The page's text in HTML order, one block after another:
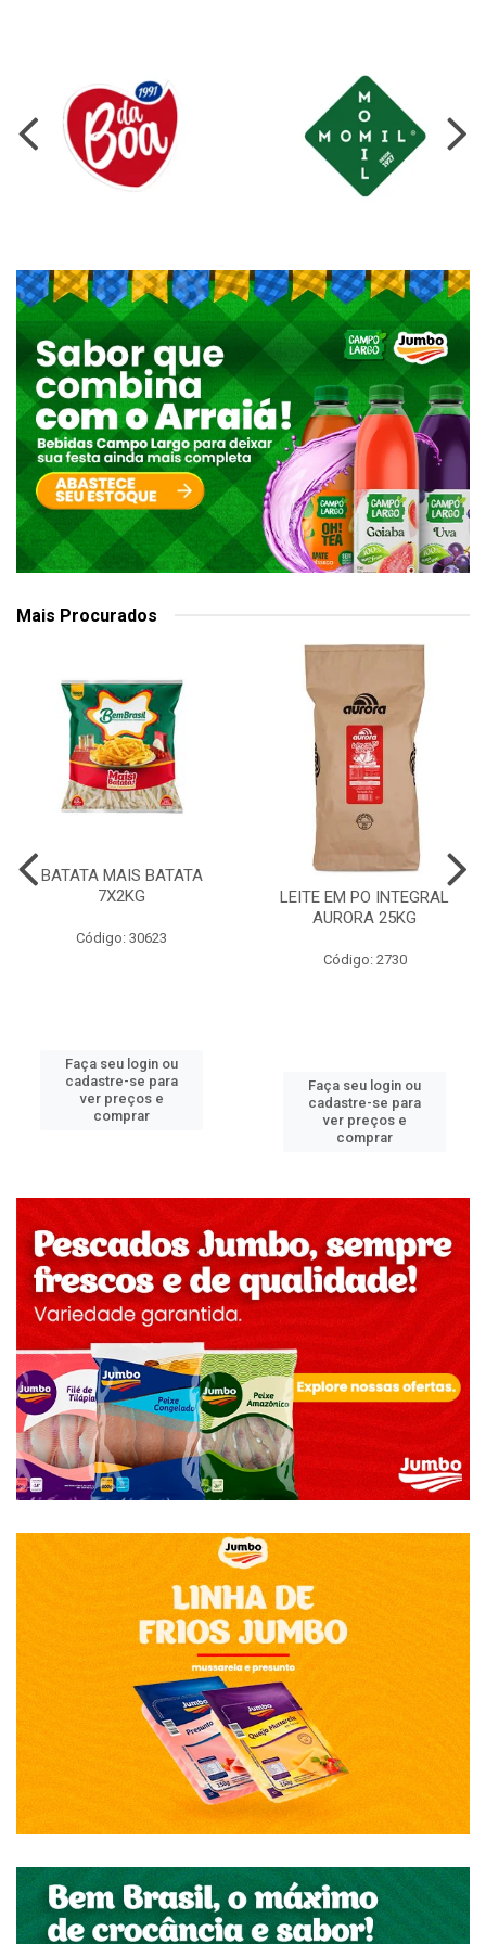
Mais Procurados
BATATA MAIS BATATA
7X2KG
Código: 30623
Faça seu login ou
cadastre-se para
ver preços e
comprar
LEITE EM PO INTEGRAL
AURORA 25KG
Código: 2730
Faça seu login ou
cadastre-se para
ver preços e
comprar